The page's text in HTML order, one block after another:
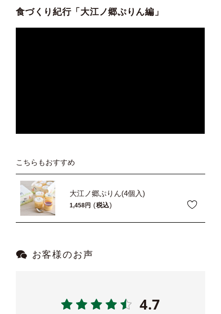
食づくり紀行「大江ノ郷ぷりん編」
こちらもおすすめ
大江ノ郷ぷりん(4個入)
1,458 税込
お客様のお声
4.7